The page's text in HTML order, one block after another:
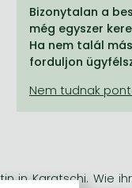
Bizonytalan a
még egyszer
Ha nem talál
forduljon
in Karatschi. Wie